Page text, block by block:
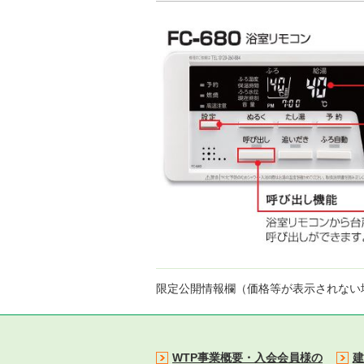
限定公開情報欄（価格等が表示されな
WTP事業概要・入会会員様の